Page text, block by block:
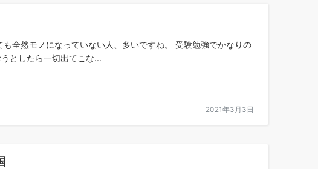
全然モノになっていない人、多いですね。 受験勉強でかなりの
としたら一切出てこな...
2021年3月3日